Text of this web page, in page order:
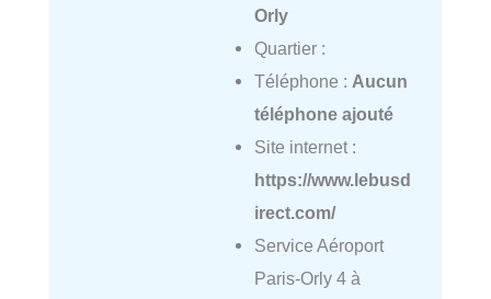
Orly
Quartier :
Téléphone : Aucun
téléphone ajouté
Site internet :
https://www.lebusd
irect.com/
Service Aéroport
Paris-Orly 4 à